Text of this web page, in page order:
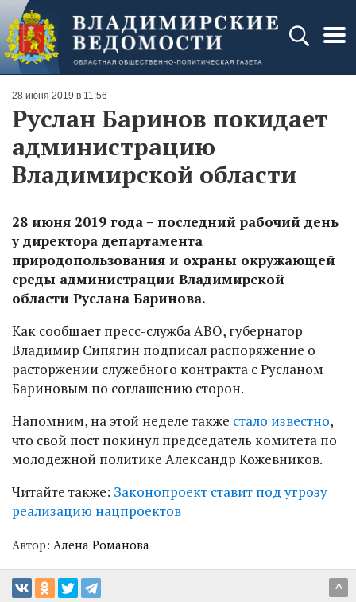
28 июня 2019 в 11:56
Руслан Баринов покидает
администрацию
Владимирской области
28 июня 2019 года – последний рабочий день
у директора департамента
природопользования и охраны окружающей
среды администрации Владимирской
области Руслана Баринова.
Как сообщает пресс-служба АВО, губернатор
Владимир Сипягин подписал распоряжение о
расторжении служебного контракта с Русланом
Бариновым по соглашению сторон.
Напомним, на этой неделе также стало известно,
что свой пост покинул председатель комитета по
молодежной политике Александр Кожевников.
Читайте также: Законопроект ставит под угрозу
реализацию нацпроектов
Автор: Алена Романова
^